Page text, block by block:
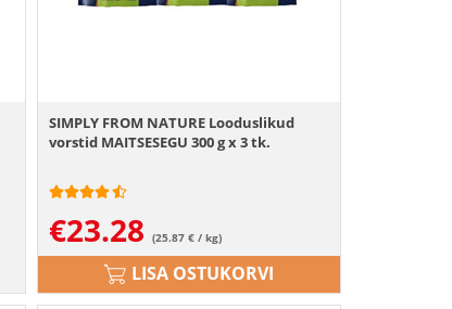
SIMPLY FROM NATURE Looduslikud
vorstid MAITSESEGU 300 g x 3 tk.
€23.28 (25.87 € / kg)
LISA OSTUKORVI